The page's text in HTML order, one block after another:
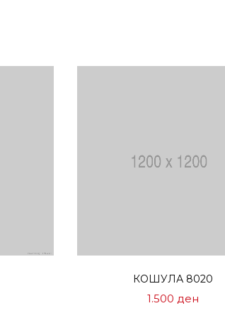
КОШУЛА 8020
1.500 ден